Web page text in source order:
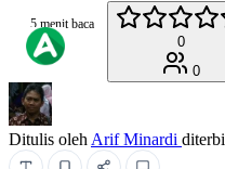
5 menit baca
0
0
Ditulis oleh Arif Minardi